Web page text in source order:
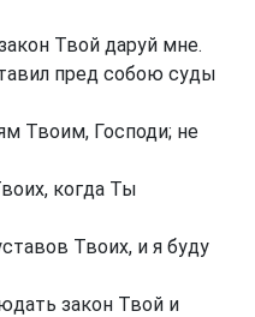
Твой даруй мне.
пред собою суды
Твоим, Господи; не
когда Ты
Твоих, и я буду
закон Твой и